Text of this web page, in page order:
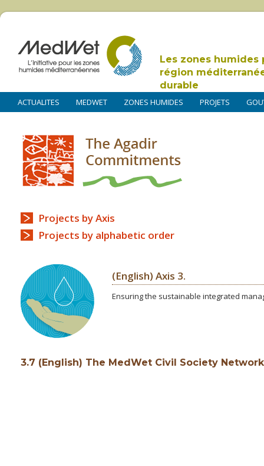
Les zones humides
région
durable
ACTUALITES MEDWET ZONES HUMIDES PROJETS
Projects by Axis
Projects by alphabetic order
(English) Axis 3.
Ensuring the sustainable integrated
3.7 (English) The MedWet Civil Society